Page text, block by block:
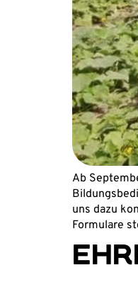
Ab
uns dazu
Formulare